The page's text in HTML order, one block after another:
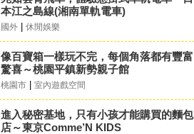
本江之島線(湘南單軌電車)
國外 休閒娛樂
像百寶箱一樣玩不完，每個角落都有豐富
驚喜～桃園平鎮新勢親子館
桃園市 室內遊戲空間
進入秘密基地，只有小孩才能購買的麵包
店～東京Comme’N KIDS